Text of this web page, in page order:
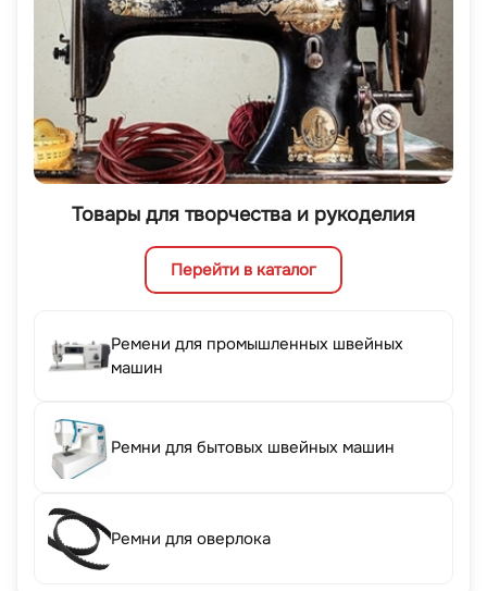
Товары для творчества и рукоделия
Перейти в каталог
Ремени для промышленных швейных
машин
Ремни для бытовых швейных машин
Ремни для оверлока